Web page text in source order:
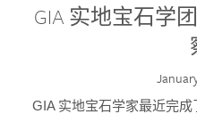
GIA 实地宝石学
GIA 实地宝石学家最近完